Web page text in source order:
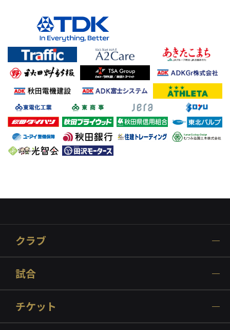
クラブ
試合
チケット